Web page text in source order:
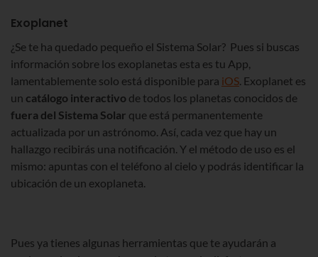
Exoplanet
¿Se te ha quedado pequeño el Sistema Solar? Pues si buscas
información sobre los exoplanetas esta es tu App,
lamentablemente solo está disponible para iOS. Exoplanet es
un catálogo interactivo de todos los planetas conocidos de
fuera del Sistema Solar que está permanentemente
actualizada por un astrónomo. Así, cada vez que hay un
hallazgo recibirás una notificación. Y el método de uso es el
mismo: apuntas con el teléfono al cielo y podrás identificar la
ubicación de un exoplaneta.
Pues ya tienes algunas herramientas que te ayudarán a